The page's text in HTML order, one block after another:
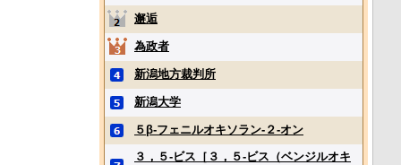
邂逅
為政者
新潟地方裁判所
新潟大学
５β‐フェニルオキソラン‐２‐オン
３，５‐ビス［３，５‐ビス（ベンジルオキ